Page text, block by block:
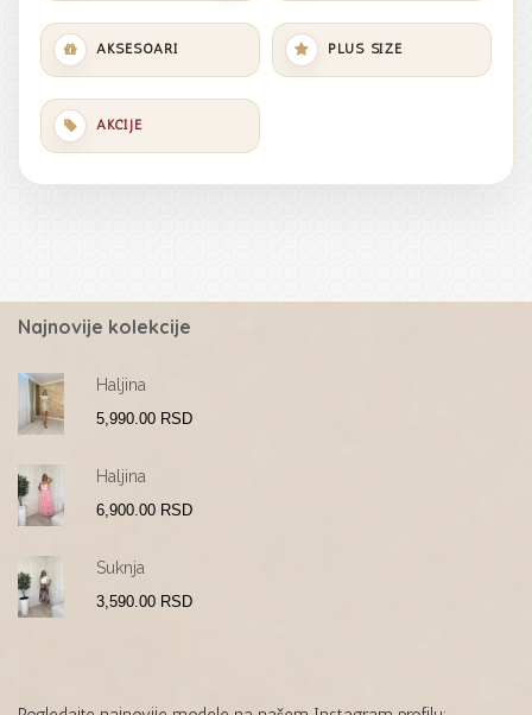
AKSESOARI PLUS SIZE
AKCIJE
Najnovije kolekcije
Haljina
5,990.00 RSD
Haljina
6,900.00 RSD
Suknja
3,590.00 RSD